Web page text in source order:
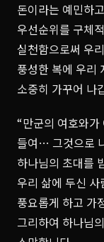
돈이라는 예민하
우선순위를 구체
실천함으로써 우
풍성한 복에 우리
소중히 가꾸어 나
“만군의 여호와
들여… 그것으로
하나님의 초대를
우리 삶에 두신
풍요롭게 하고 가
그리하여 하나님